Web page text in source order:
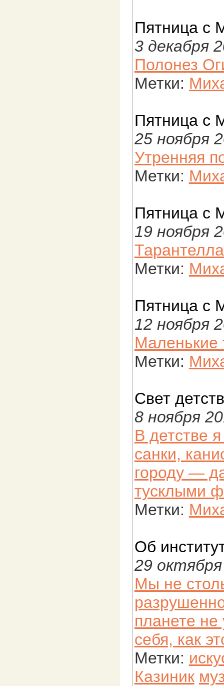
Пятница с
3 декабря
Полонез
Метки:
Пятница с
25 ноября
Утренняя
Метки:
Пятница с
19 ноября
Метки:
Пятница с
12 ноября
Маленькие
Метки:
Свет
8 ноября
В детстве
санки,
городу —
тусклыми
Метки:
Об
29
Мы не
планете
себя, как
Метки:
Казиник